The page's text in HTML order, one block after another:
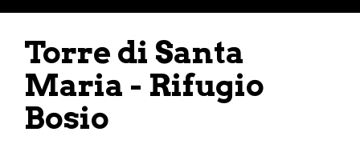
Torre di Santa
Maria - Rifugio
Bosio